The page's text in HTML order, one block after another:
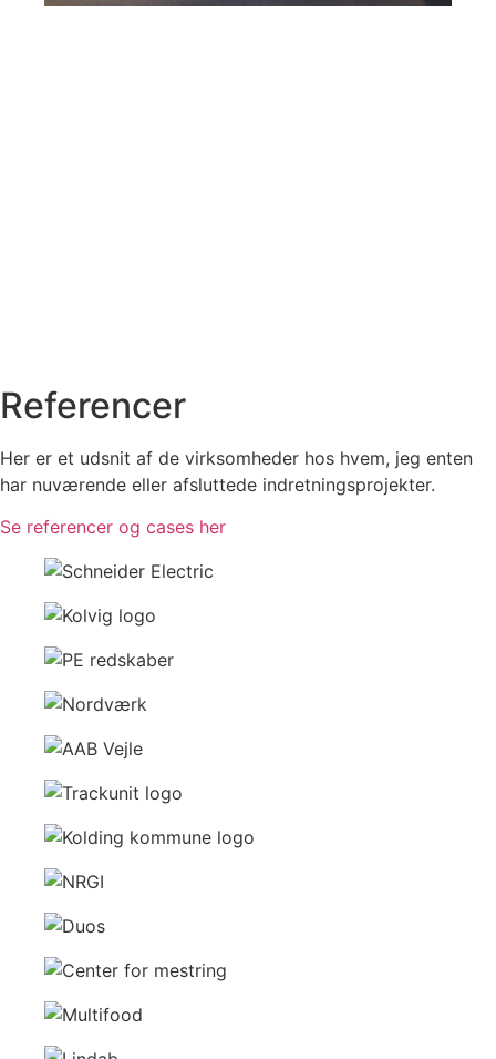
Referencer
Her er et udsnit af de virksomheder hos hvem, jeg enten
har nuværende eller afsluttede indretningsprojekter.
Se referencer og cases her